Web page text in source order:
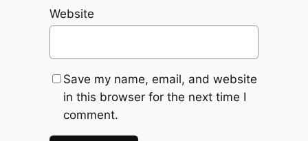
Website
Save my name, email, and website
in this browser for the next time I
comment.